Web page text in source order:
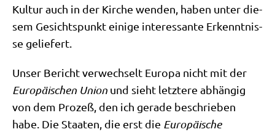
Kul­tur auch in der Kir­che wen­den, haben unter die­
sem Gesichts­punkt eini­ge inter­es­san­te Erkennt­nis­
se geliefert.
Unser Bericht ver­wech­selt Euro­pa nicht mit der
Euro­päi­schen Uni­on und sieht letz­te­re abhän­gig
von dem Pro­zeß, den ich gera­de beschrie­ben
habe. Die Staa­ten, die erst die Euro­päi­sche